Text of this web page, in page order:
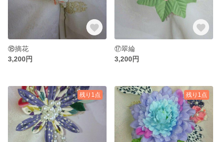
⑱摘花
3,200円
⑰翠綸
3,200円
残り1点 残り1点